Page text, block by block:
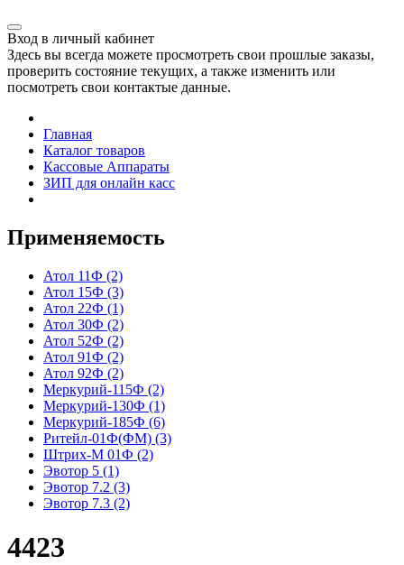
Вход в личный кабинет
Здесь вы всегда можете просмотреть свои прошлые заказы,
проверить состояние текущих, а также изменить или
посмотреть свои контактые данные.
Главная
Каталог товаров
Кассовые Аппараты
ЗИП для онлайн касс
Применяемость
Атол 11Ф (2)
Атол 15Ф (3)
Атол 22Ф (1)
Атол 30Ф (2)
Атол 52Ф (2)
Атол 91Ф (2)
Атол 92Ф (2)
Меркурий-115Ф (2)
Меркурий-130Ф (1)
Меркурий-185Ф (6)
Ритейл-01Ф(ФМ) (3)
Штрих-М 01Ф (2)
Эвотор 5 (1)
Эвотор 7.2 (3)
Эвотор 7.3 (2)
4423